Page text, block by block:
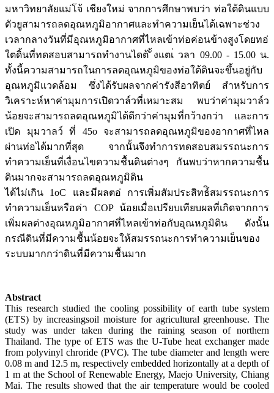
มหาวิทยาลัยแม่โจ้ เชียงใหม่ จากการศึกษาพบว่า ท่อใต้ดินแบบ
ตัวยูสามารถลดอุณหภูมิอากาศและทำความเย็นได้เฉพาะช่วง
เวลากลางวันที่มีอุณหภูมิอากาศที่ไหลเข้าท่อค่อนข้างสูงโดยทอ่
ใตดิ้นที่ทดสอบสามารถทำงานไดต้ ั้งแตเ่ วลา 09.00 - 15.00 น.
ทั้งนี้ความสามารถในการลดอุณหภูมิของท่อใต้ดินจะขึ้นอยู่กับ
อุณหภูมิแวดล้อม ซึ่งได้รับผลจากค่ารังสีอาทิตย์ สำหรับการ
วิเคราะห์หาค่ามุมการเปิดวาล์วที่เหมาะสม พบว่าค่ามุมวาล์ว
น้อยจะสามารถลดอุณหภูมิได้ดีกว่าค่ามุมที่กว้างกว่า และการ
เปิด มุมวาลว์ ที่ 45o จะสามารถลดอุณหภูมิของอากาศที่ไหล
ผ่านท่อได้มากที่สุด จากนั้นจึงทำการทดสอบสมรรถนะการ
ทำความเย็นที่เงื่อนไขความชื้นดินต่างๆ กันพบว่าหากความชื้น
ดินมากจะสามารถลดอุณหภูมิดิน
ได้ไม่เกิน 1oC และมีผลตอ่ การเพิ่มสัมประสิทธ์ิสมรรถนะการ
ทำความเย็นหรือค่า COP น้อยเมื่อเปรียบเทียบผลที่เกิดจากการ
เพิ่มผลต่างอุณหภูมิอากาศที่ไหลเข้าท่อกับอุณหภูมิดิน ดังนั้น
กรณีดินที่มีความชื้นน้อยจะให้สมรรถนะการทำความเย็นของ
ระบบมากกว่าดินที่มีความชื้นมาก
Abstract
This research studied the cooling possibility of earth tube system
(ETS) by increasingsoil moisture for agricultural greenhouse. The
study was under taken during the raining season of northern
Thailand. The type of ETS was the U-Tube heat exchanger made
from polyvinyl chroride (PVC). The tube diameter and length were
0.08 m and 12.5 m, respectively embedded horizontally at a depth of
1 m at the School of Renewable Energy, Maejo University, Chiang
Mai. The results showed that the air temperature would be cooled